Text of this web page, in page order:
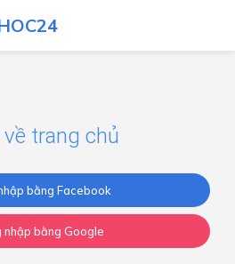
HOC24
về trang chủ
bằng Facebook
nhập bằng Google